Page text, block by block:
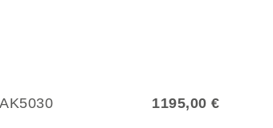
AK5030 1195,00 €